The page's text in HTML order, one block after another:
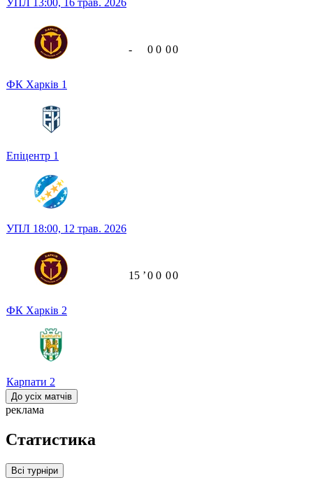
УПЛ 13:00, 16 трав. 2026
ФК Харків 1
Епіцентр 1
- 0 0 00
УПЛ 18:00, 12 трав. 2026
ФК Харків 2
Карпати 2
15 ʼ0 0 00
До усіх матчів
реклама
Статистика
Всі турніри